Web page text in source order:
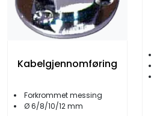
Kabelgjennomføring
Forkrommet messing
Ø 6/8/10/12 mm